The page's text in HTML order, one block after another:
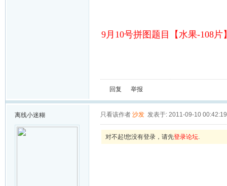
9月10号拼图题目【水果-108片
回复 举报
离线小迷糊 只看该作者 沙发 发表于: 2011-09-10 00:42:19
对不起!您没有登录，请先登录论坛.